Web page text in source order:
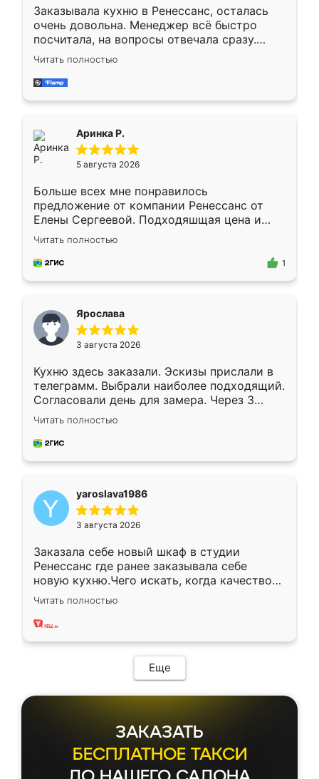
Заказывала кухню в Ренессанс, осталась
очень довольна. Менеджер всё быстро
посчитала, на вопросы отвечала сразу.
Замерщик приехал в субботу, подошёл к
делу со всей ответственностью. Собрали
за день, ребята работали аккуратно, даже
Читать полностью
Аринка Р.
5 августа 2026
Больше всех мне понравилось
предложение от компании Ренессанс от
Елены Сергеевой. Подходяшщая цена и
короткие сроки изготовления. Приехавший
для замера сотрудник Владислав
предложил по моему эскизу самый
Читать полностью
1
Ярослава
3 августа 2026
Кухню здесь заказали. Эскизы прислали в
телеграмм. Выбрали наиболее подходящий.
Согласовали день для замера. Через 3
недели кухня была уже готова. Остались
довольны работой. Спасибо Ренессанс
мебель за качественную работу!
Читать полностью
yaroslava1986
3 августа 2026
Заказала себе новый шкаф в студии
Ренессанс где ранее заказывала себе
новую кухню.Чего искать, когда качеством
вполне довольна. Служит кухня уже почти
два года, нареканий нет.
Читать полностью
Еще
ЗАКАЗАТЬ
БЕСПЛАТНОЕ ТАКСИ